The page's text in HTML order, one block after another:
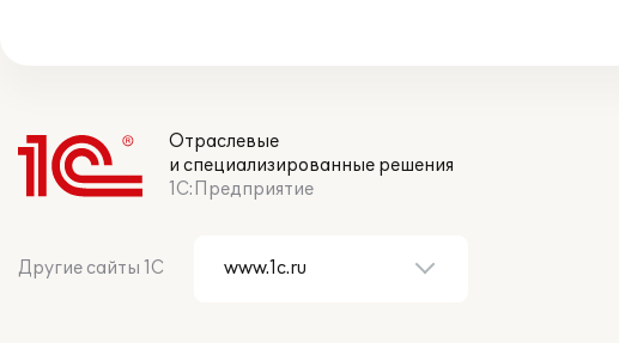
Отраслевые
и специализированные решения
1С:Предприятие
Другие сайты 1С